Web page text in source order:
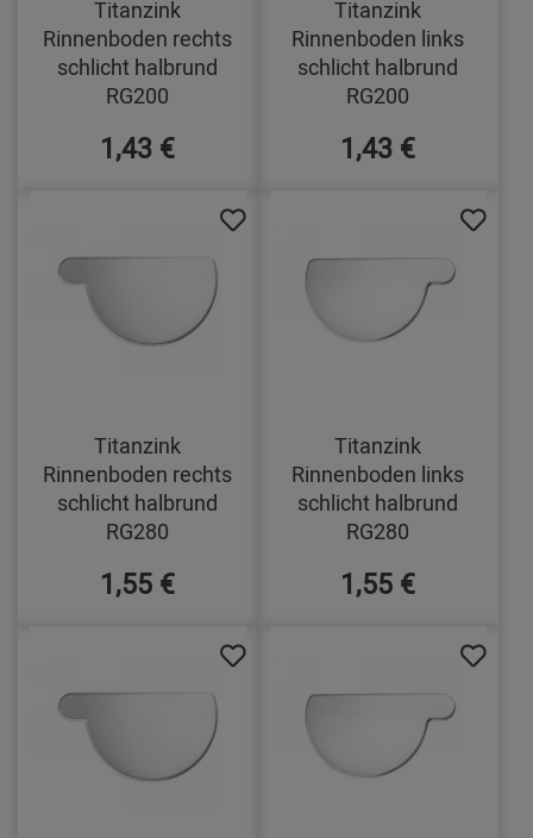
Titanzink
Rinnenboden rechts
schlicht halbrund
RG200
1,43 €
Titanzink
Rinnenboden links
schlicht halbrund
RG200
1,43 €
Titanzink
Rinnenboden rechts
schlicht halbrund
RG280
1,55 €
Titanzink
Rinnenboden links
schlicht halbrund
RG280
1,55 €